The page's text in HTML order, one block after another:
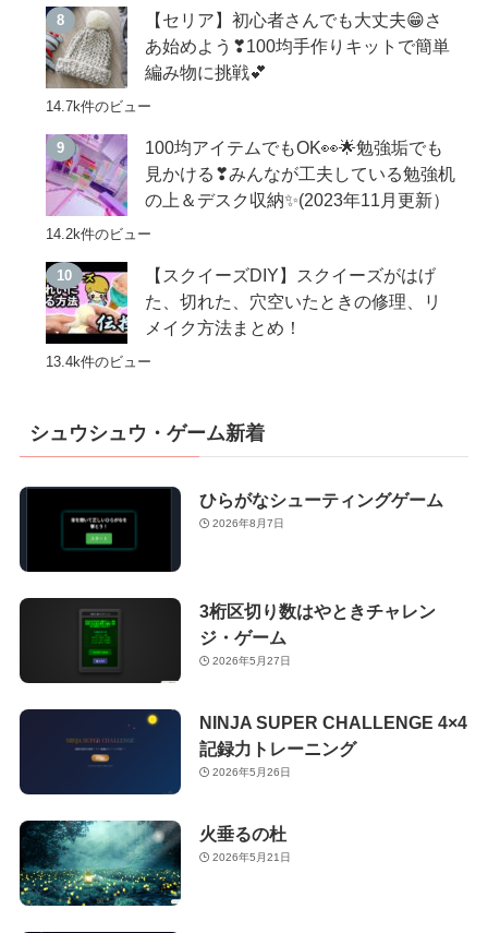
【セリア】初心者さんでも大丈夫😁さ
あ始めよう❣100均手作りキットで簡単
編み物に挑戦💕
14.7k件のビュー
100均アイテムでもOK👀🌟勉強垢でも
見かける❣みんなが工夫している勉強机
の上＆デスク収納✨(2023年11月更新）
14.2k件のビュー
【スクイーズDIY】スクイーズがはげ
た、切れた、穴空いたときの修理、リ
メイク方法まとめ！
13.4k件のビュー
シュウシュウ・ゲーム新着
ひらがなシューティングゲーム
2026年8月7日
3桁区切り数はやときチャレン
ジ・ゲーム
2026年5月27日
NINJA SUPER CHALLENGE 4×4
記録力トレーニング
2026年5月26日
火垂るの杜
2026年5月21日